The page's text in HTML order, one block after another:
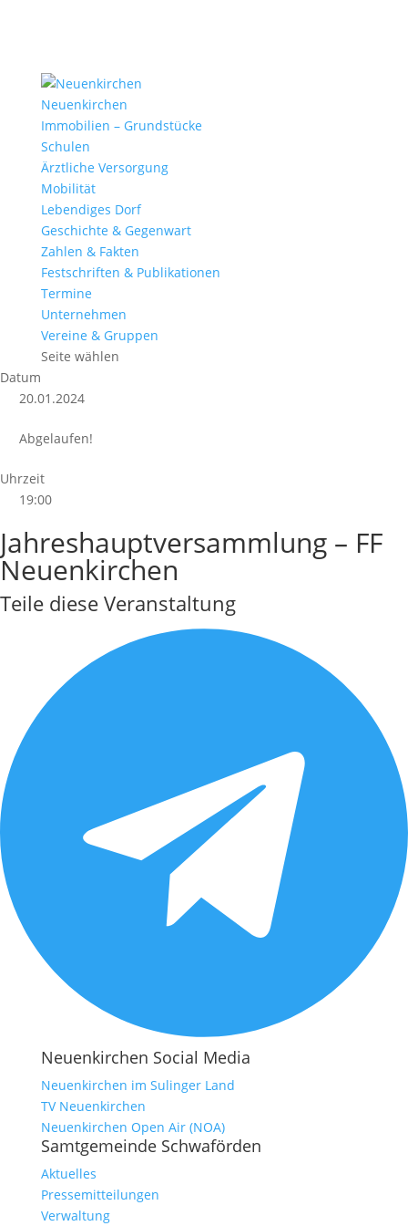
Neuenkirchen
Immobilien – Grundstücke
Schulen
Ärztliche Versorgung
Mobilität
Lebendiges Dorf
Geschichte & Gegenwart
Zahlen & Fakten
Festschriften & Publikationen
Termine
Unternehmen
Vereine & Gruppen
Seite wählen
Datum
20.01.2024
Abgelaufen!
Uhrzeit
19:00
Jahreshauptversammlung – FF
Neuenkirchen
Teile diese Veranstaltung
Neuenkirchen Social Media
Neuenkirchen im Sulinger Land
TV Neuenkirchen
Neuenkirchen Open Air (NOA)
Samtgemeinde Schwaförden
Aktuelles
Pressemitteilungen
Verwaltung